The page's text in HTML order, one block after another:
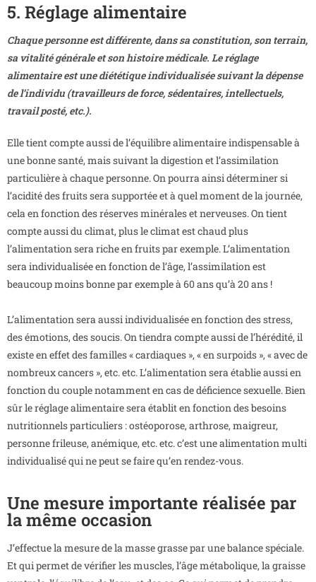
5. Réglage alimentaire
Chaque personne est différente, dans sa constitution, son terrain,
sa vitalité générale et son histoire médicale. Le réglage
alimentaire est une diététique individualisée suivant la dépense
de l’individu (travailleurs de force, sédentaires, intellectuels,
travail posté, etc.).
Elle tient compte aussi de l’équilibre alimentaire indispensable à
une bonne santé, mais suivant la digestion et l’assimilation
particulière à chaque personne. On pourra ainsi déterminer si
l’acidité des fruits sera supportée et à quel moment de la journée,
cela en fonction des réserves minérales et nerveuses. On tient
compte aussi du climat, plus le climat est chaud plus
l’alimentation sera riche en fruits par exemple. L’alimentation
sera individualisée en fonction de l’âge, l’assimilation est
beaucoup moins bonne par exemple à 60 ans qu’à 20 ans !
L’alimentation sera aussi individualisée en fonction des stress,
des émotions, des soucis. On tiendra compte aussi de l’hérédité, il
existe en effet des familles « cardiaques », « en surpoids », « avec de
nombreux cancers », etc. etc. L’alimentation sera établie aussi en
fonction du couple notamment en cas de déficience sexuelle. Bien
sûr le réglage alimentaire sera établit en fonction des besoins
nutritionnels particuliers : ostéoporose, arthrose, maigreur,
personne frileuse, anémique, etc. etc. c’est une alimentation multi
individualisé qui ne peut se faire qu’en rendez-vous.
Une mesure importante réalisée par
la même occasion
J’effectue la mesure de la masse grasse par une balance spéciale.
Et qui permet de vérifier les muscles, l’âge métabolique, la graisse